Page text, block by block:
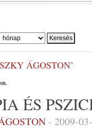
ÁGOSTON’
.
ÉS
- 2009-